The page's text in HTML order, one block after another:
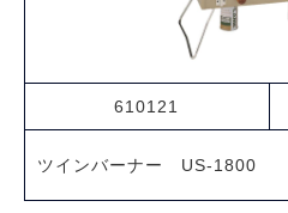
610121
ツインバーナー US-1800